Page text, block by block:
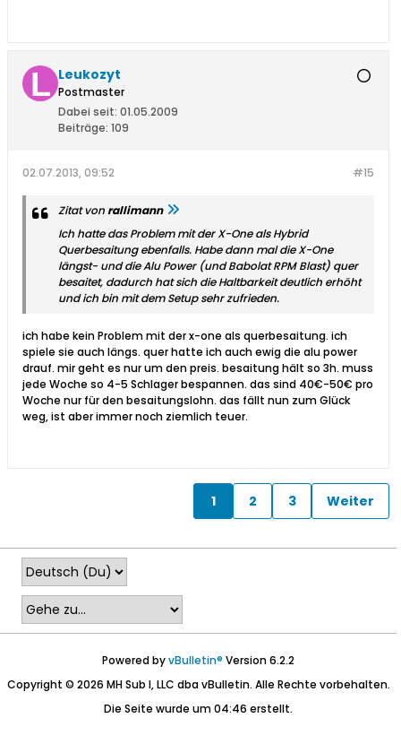
Leukozyt
Postmaster
Dabei seit: 01.05.2009
Beiträge: 109
#15
02.07.2013, 09:52
Zitat vonrallimann
Ich hatte das Problem mit der X-One als Hybrid
Querbesaitung ebenfalls. Habe dann mal die X-One
längst- und die Alu Power (und Babolat RPM Blast) quer
besaitet, dadurch hat sich die Haltbarkeit deutlich erhöht
und ich bin mit dem Setup sehr zufrieden.
ich habe kein Problem mit der x-one als querbesaitung. ich
spiele sie auch längs. quer hatte ich auch ewig die alu power
drauf. mir geht es nur um den preis. besaitung hält so 3h. muss
jede Woche so 4-5 Schlager bespannen. das sind 40€-50€ pro
Woche nur für den besaitungslohn. das fällt nun zum Glück
weg, ist aber immer noch ziemlich teuer.
1 2 3 Weiter
Powered byvBulletin® Version 6.2.2
Copyright © 2026 MH Sub I, LLC dba vBulletin. Alle Rechte vorbehalten.
Die Seite wurde um 04:46 erstellt.